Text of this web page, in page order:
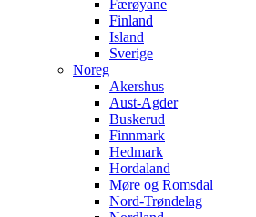
Færøyane
Finland
Island
Sverige
Noreg
Akershus
Aust-Agder
Buskerud
Finnmark
Hedmark
Hordaland
Møre og Romsdal
Nord-Trøndelag